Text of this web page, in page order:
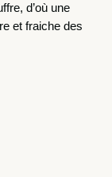
d’où une
et fraiche des